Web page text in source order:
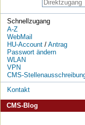
Schnellzugang
A-Z
WebMail
HU-Account/ Antrag
Passwort ändern
WLAN
VPN
CMS-
Kontakt
CMS-Blog